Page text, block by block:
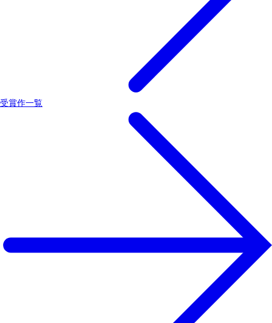
受賞作一覧